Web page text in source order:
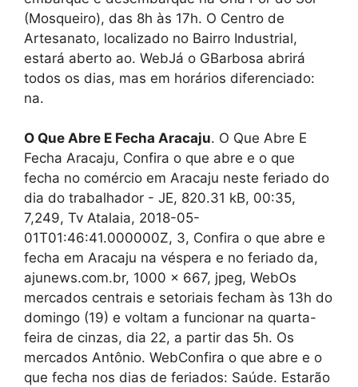
(Mosqueiro), das 8h às 17h. O Centro de
Artesanato, localizado no Bairro Industrial,
estará aberto ao. WebJá o GBarbosa abrirá
todos os dias, mas em horários diferenciado:
na.
O Que Abre E Fecha Aracaju. O Que Abre E
Fecha Aracaju, Confira o que abre e o que
fecha no comércio em Aracaju neste feriado do
dia do trabalhador - JE, 820.31 kB, 00:35,
7,249, Tv Atalaia, 2018-05-
01T01:46:41.000000Z, 3, Confira o que abre e
fecha em Aracaju na véspera e no feriado da,
ajunews.com.br, 1000 x 667, jpeg, WebOs
mercados centrais e setoriais fecham às 13h do
domingo (19) e voltam a funcionar na quarta-
feira de cinzas, dia 22, a partir das 5h. Os
mercados Antônio. WebConfira o que abre e o
que fecha nos dias de feriados: Saúde. Estarão